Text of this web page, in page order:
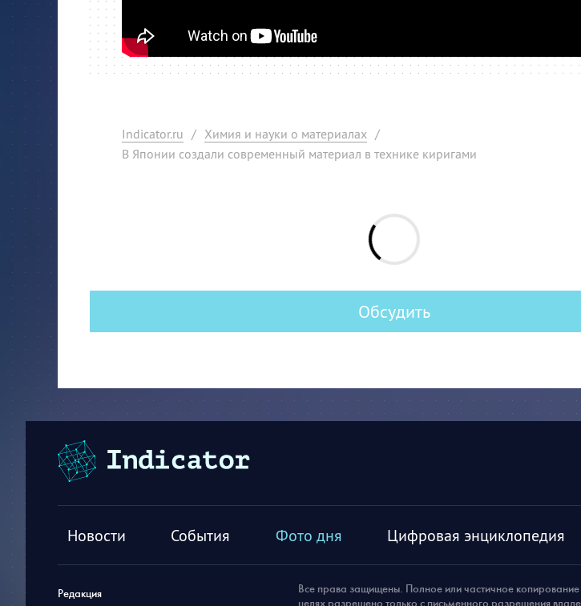
Indicator.ru / Химия и науки о материалах /
В Японии создали современный материал в технике киригами
Обсудить
Новости События Фото дня Цифровая энциклопедия
Редакция
Все права защищены. Полное или частичное
целях разрешено только с письменного разрешения